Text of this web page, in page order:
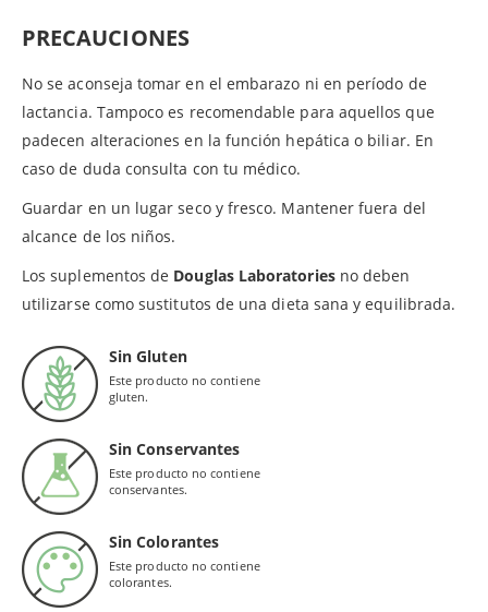
PRECAUCIONES
No se aconseja tomar en el embarazo ni en período de
lactancia. Tampoco es recomendable para aquellos que
padecen alteraciones en la función hepática o biliar. En
caso de duda consulta con tu médico.
Guardar en un lugar seco y fresco. Mantener fuera del
alcance de los niños.
Los suplementos de Douglas Laboratoriesno deben
utilizarse como sustitutos de una dieta sana y equilibrada.
Sin Gluten
Este producto no contiene
gluten.
Sin Conservantes
Este producto no contiene
conservantes.
Sin Colorantes
Este producto no contiene
colorantes.